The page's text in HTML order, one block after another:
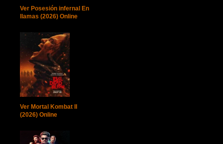
Ver Posesión infernal En
llamas (2026) Online
Ver Mortal Kombat II
(2026) Online